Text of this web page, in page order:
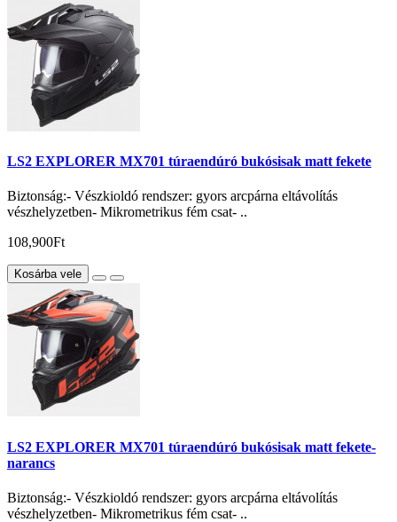
LS2 EXPLORER MX701 túraendúró bukósisak matt fekete
Biztonság:- Vészkioldó rendszer: gyors arcpárna eltávolítás
vészhelyzetben- Mikrometrikus fém csat- ..
108,900Ft
Kosárba vele
LS2 EXPLORER MX701 túraendúró bukósisak matt fekete-
narancs
Biztonság:- Vészkioldó rendszer: gyors arcpárna eltávolítás
vészhelyzetben- Mikrometrikus fém csat- ..